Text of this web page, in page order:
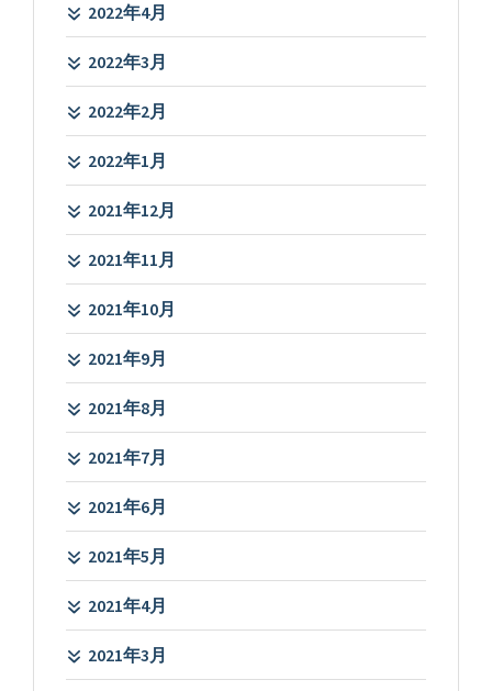
2022年4月
2022年3月
2022年2月
2022年1月
2021年12月
2021年11月
2021年10月
2021年9月
2021年8月
2021年7月
2021年6月
2021年5月
2021年4月
2021年3月